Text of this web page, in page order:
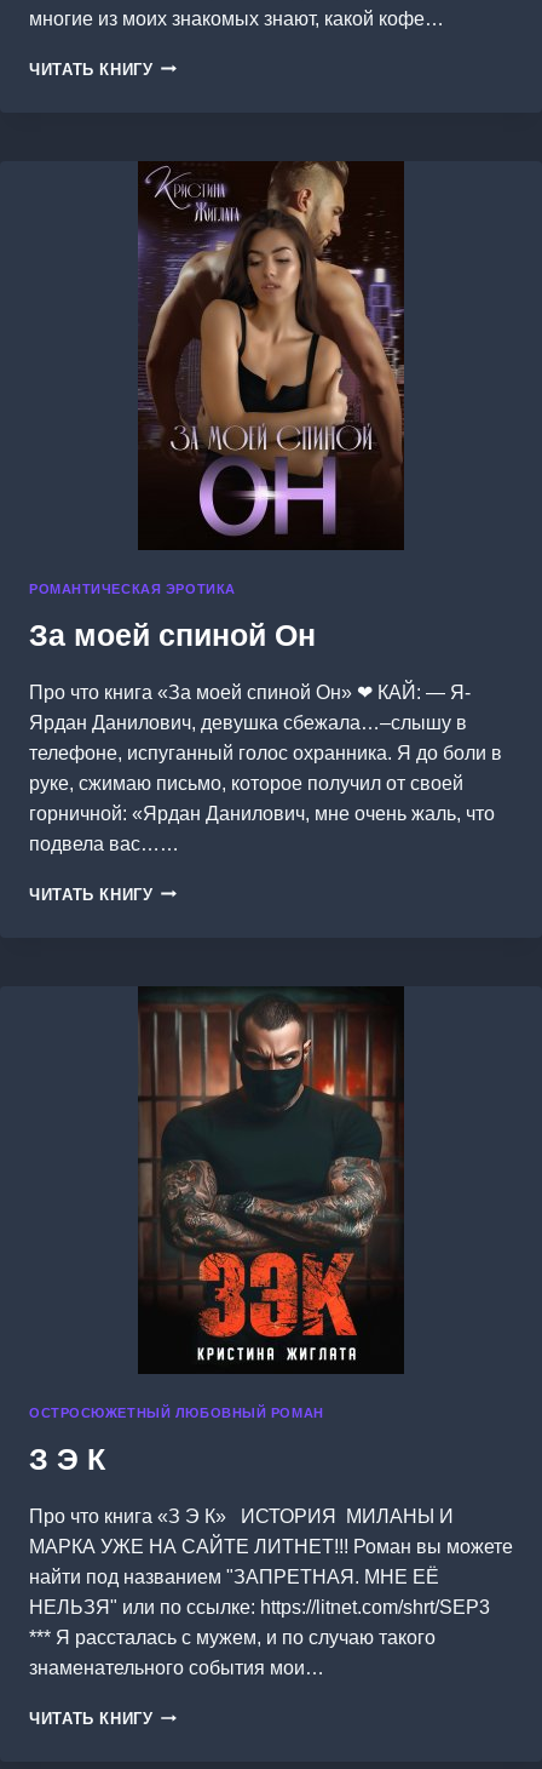
многие из моих знакомых знают, какой кофе…
ЧИТАТЬ КНИГУ (НЕ)
РОМАНТИЧЕСКАЯ ЭРОТИКА
За моей спиной Он
Про что книга «За моей спиной Он» ❤ КАЙ: — Я-
Ярдан Данилович, девушка сбежала…–слышу в
телефоне, испуганный голос охранника. Я до боли в
руке, сжимаю письмо, которое получил от своей
горничной: «Ярдан Данилович, мне очень жаль, что
подвела вас……
ЧИТАТЬ КНИГУ ЗА
ОСТРОСЮЖЕТНЫЙ ЛЮБОВНЫЙ РОМАН
З Э К
Про что книга «З Э К» ИСТОРИЯ МИЛАНЫ И
МАРКА УЖЕ НА САЙТЕ ЛИТНЕТ!!! Роман вы можете
найти под названием "ЗАПРЕТНАЯ. МНЕ ЕЁ
НЕЛЬЗЯ" или по ссылке: https://litnet.com/shrt/SEP3
*** Я рассталась с мужем, и по случаю такого
знаменательного события мои…
ЧИТАТЬ КНИГУ З